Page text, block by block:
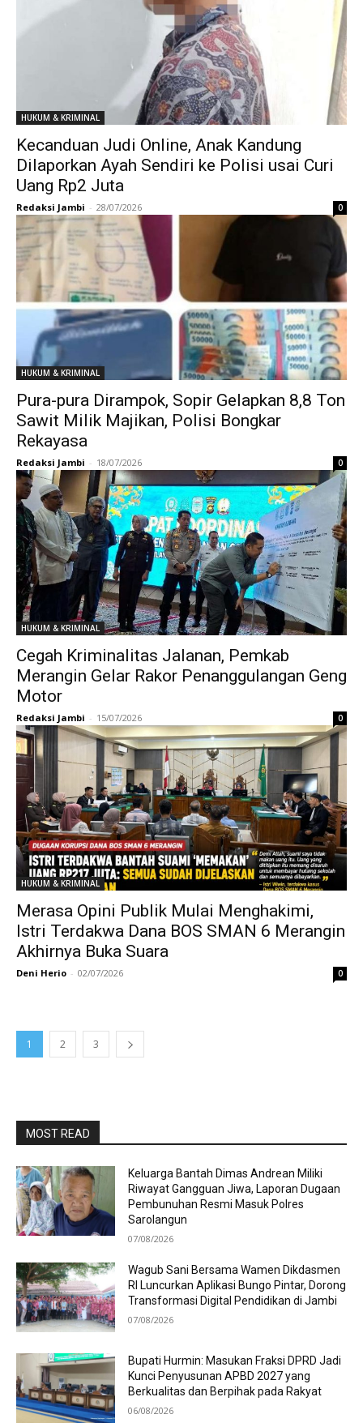
HUKUM & KRIMINAL
Kecanduan Judi Online, Anak Kandung
Dilaporkan Ayah Sendiri ke Polisi usai Curi
Uang Rp2 Juta
Redaksi Jambi - 28/07/2026 0
HUKUM & KRIMINAL
Pura-pura Dirampok, Sopir Gelapkan 8,8 Ton
Sawit Milik Majikan, Polisi Bongkar
Rekayasa
Redaksi Jambi - 18/07/2026 0
HUKUM & KRIMINAL
Cegah Kriminalitas Jalanan, Pemkab
Merangin Gelar Rakor Penanggulangan Geng
Motor
Redaksi Jambi - 15/07/2026 0
HUKUM & KRIMINAL
Merasa Opini Publik Mulai Menghakimi,
Istri Terdakwa Dana BOS SMAN 6 Merangin
Akhirnya Buka Suara
Deni Herio - 02/07/2026 0
1 2 3
MOST READ
Keluarga Bantah Dimas Andrean Miliki
Riwayat Gangguan Jiwa, Laporan Dugaan
Pembunuhan Resmi Masuk Polres
Sarolangun
07/08/2026
Wagub Sani Bersama Wamen Dikdasmen
RI Luncurkan Aplikasi Bungo Pintar, Dorong
Transformasi Digital Pendidikan di Jambi
07/08/2026
Bupati Hurmin: Masukan Fraksi DPRD Jadi
Kunci Penyusunan APBD 2027 yang
Berkualitas dan Berpihak pada Rakyat
06/08/2026